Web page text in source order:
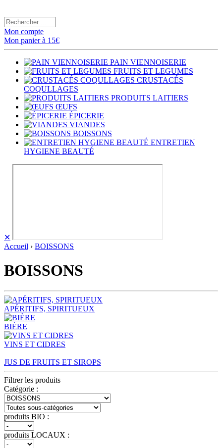
Mon compte
Mon panier à 15€
PAIN VIENNOISERIE
FRUITS ET LEGUMES
CRUSTACÉS
COQULLAGES
PRODUITS LAITIERS
ŒUFS
ÉPICERIE
VIANDES
BOISSONS
ENTRETIEN
HYGIENE BEAUTÉ
✕
Accueil › BOISSONS
BOISSONS
APÉRITIFS, SPIRITUEUX
BIÈRE
VINS ET CIDRES
JUS DE FRUITS ET SIROPS
Filtrer les produits
Catégorie :
produits BIO :
produits LOCAUX :